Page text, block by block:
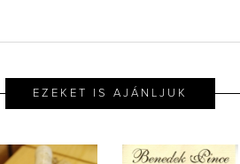
EZEKET IS AJÁNLJUK